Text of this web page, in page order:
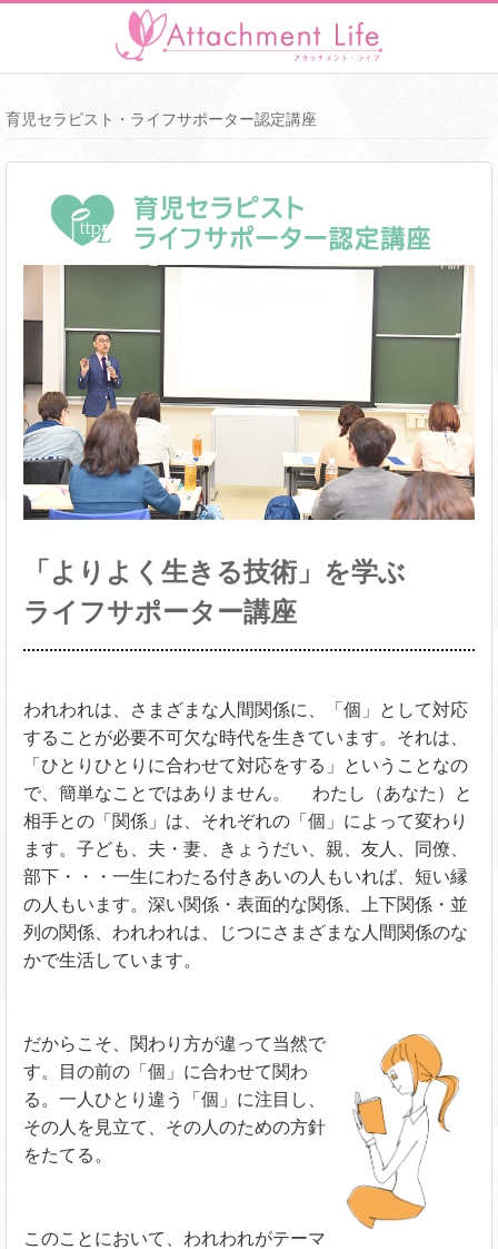
育児セラピスト・ライフサポーター認定講座
「よりよく生きる技術」を学ぶ
ライフサポーター講座
われわれは、さまざまな人間関係に、「個」として対応
することが必要不可欠な時代を生きています。それは、
「ひとりひとりに合わせて対応をする」ということなの
で、簡単なことではありません。 わたし（あなた）と
相手との「関係」は、それぞれの「個」によって変わり
ます。子ども、夫・妻、きょうだい、親、友人、同僚、
部下・・・一生にわたる付きあいの人もいれば、短い縁
の人もいます。深い関係・表面的な関係、上下関係・並
列の関係、われわれは、じつにさまざまな人間関係のな
かで生活しています。
だからこそ、関わり方が違って当然で
す。目の前の「個」に合わせて関わ
る。一人ひとり違う「個」に注目し、
その人を見立て、その人のための方針
をたてる。
このことにおいて、われわれがテーマ